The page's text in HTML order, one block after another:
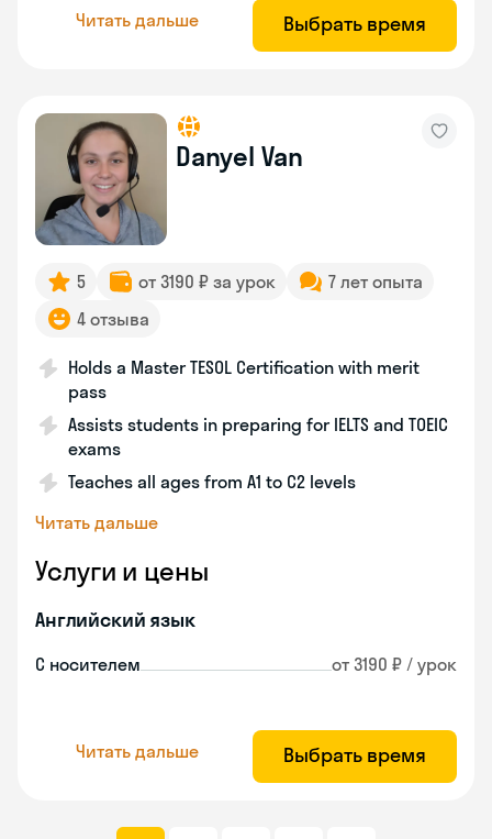
Читать дальше Выбрать время
Danyel Van
5 от 3190 ₽ за урок
7 лет опыта
4 отзыва
Holds a Master TESOL Certification with merit
pass
Assists students in preparing for IELTS and TOEIC
exams
Teaches all ages from A1 to C2 levels
Читать дальше
Услуги и цены
Английский язык
С носителем от 3190 ₽ / урок
Читать дальше Выбрать время